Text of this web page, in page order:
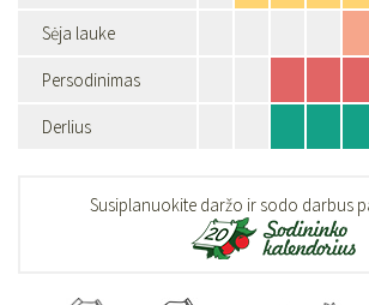
Sėja lauke
Persodinimas
Derlius
Susiplanuokite daržo ir sodo darbus